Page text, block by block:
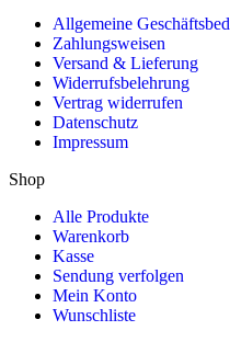
Allgemeine
Zahlungsweisen
Versand & Lieferung
Widerrufsbelehrung
Vertrag widerrufen
Datenschutz
Impressum
Shop
Alle Produkte
Warenkorb
Kasse
Sendung verfolgen
Mein Konto
Wunschliste